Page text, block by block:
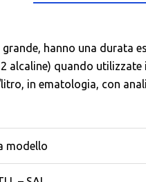
hanno una durata
alcaline) quando
in ematologia, con
modello